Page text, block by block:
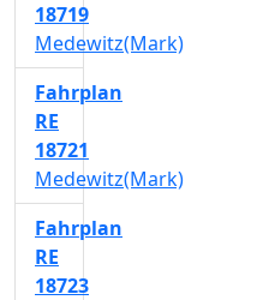
18719
Medewitz(Mark)
Fahrplan
RE
18721
Medewitz(Mark)
Fahrplan
RE
18723